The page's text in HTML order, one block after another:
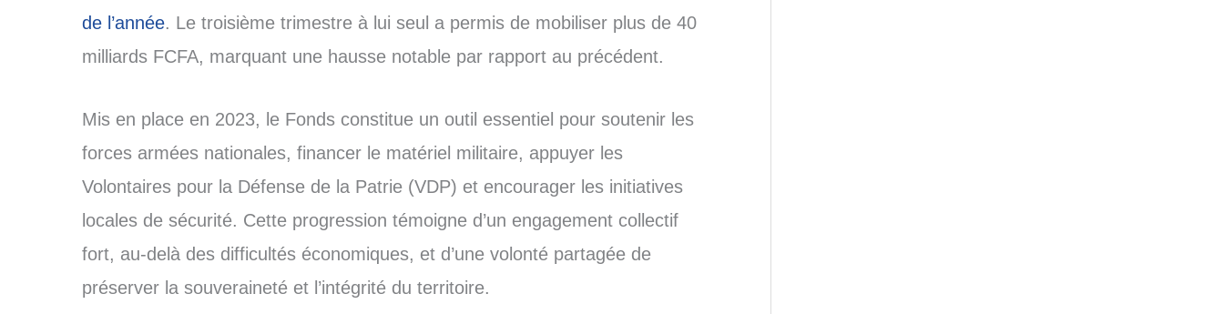
de l’année. Le troisième trimestre à lui seul a permis de mobiliser plus de 40
milliards FCFA, marquant une hausse notable par rapport au précédent.
Mis en place en 2023, le Fonds constitue un outil essentiel pour soutenir les
forces armées nationales, financer le matériel militaire, appuyer les
Volontaires pour la Défense de la Patrie (VDP) et encourager les initiatives
locales de sécurité. Cette progression témoigne d’un engagement collectif
fort, au-delà des difficultés économiques, et d’une volonté partagée de
préserver la souveraineté et l’intégrité du territoire.